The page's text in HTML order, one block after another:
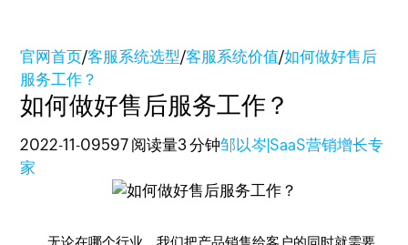
官网首页/客服系统选型/客服系统价值/如何做好售后
服务工作？
如何做好售后服务工作？
2022-11-09597 阅读量3 分钟邹以岑|SaaS营销增长专
家
无论在哪个行业，我们把产品销售给客户的同时就需要